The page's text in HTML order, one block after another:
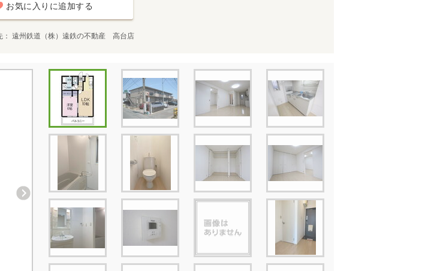
お気に入りに追加する
遠州鉄道（株）遠鉄の不動産 高台店